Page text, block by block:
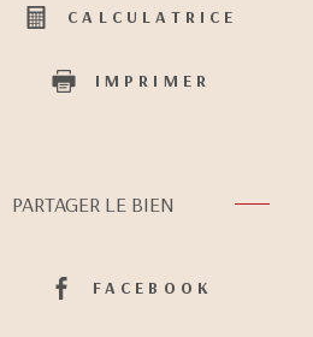
CALCULATRICE
IMPRIMER
PARTAGER LE BIEN
FACEBOOK